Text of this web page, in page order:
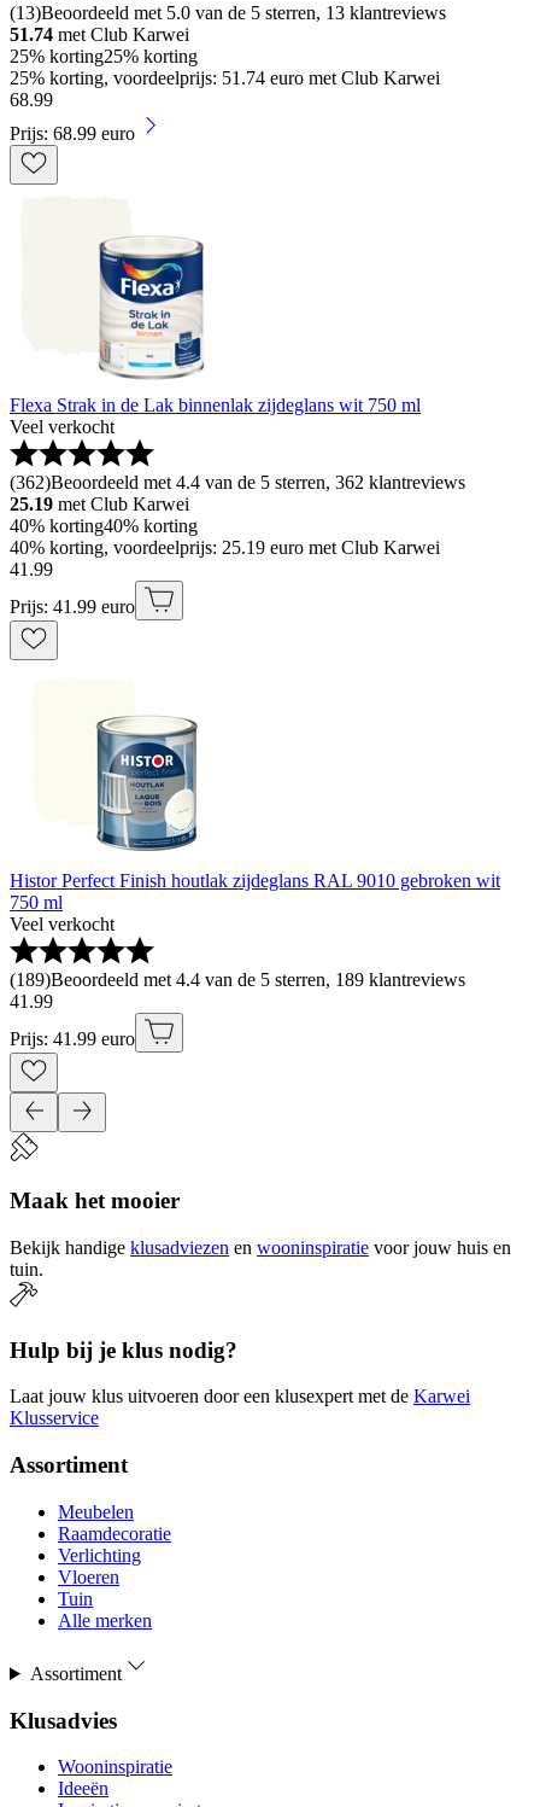
(13)Beoordeeld met 5.0 van de 5 sterren, 13 klantreviews
51.74 met Club Karwei
25% korting25% korting
25% korting, voordeelprijs: 51.74 euro met Club Karwei
68.99
Prijs: 68.99 euro
Flexa Strak in de Lak binnenlak zijdeglans wit 750 ml
Veel verkocht
(362)Beoordeeld met 4.4 van de 5 sterren, 362 klantreviews
25.19 met Club Karwei
40% korting40% korting
40% korting, voordeelprijs: 25.19 euro met Club Karwei
41 .99
Prijs: 41.99 euro
Histor Perfect Finish houtlak zijdeglans RAL 9010 gebroken wit
750 ml
Veel verkocht
(189)Beoordeeld met 4.4 van de 5 sterren, 189 klantreviews
41 .99
Prijs: 41.99 euro
Maak het mooier
Bekijk handige klusadviezen en wooninspiratie voor jouw huis en
tuin.
Hulp bij je klus nodig?
Laat jouw klus uitvoeren door een klusexpert met de Karwei
Klusservice
Assortiment
Meubelen
Raamdecoratie
Verlichting
Vloeren
Tuin
Alle merken
Assortiment
Klusadvies
Wooninspiratie
Ideeën